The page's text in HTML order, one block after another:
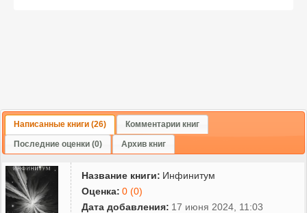
Написанные книги (26) Комментарии книг
Последние оценки (0) Архив книг
Название книги: Инфинитум
Оценка: 0 (0)
Дата добавления: 17 июня 2024, 11:03